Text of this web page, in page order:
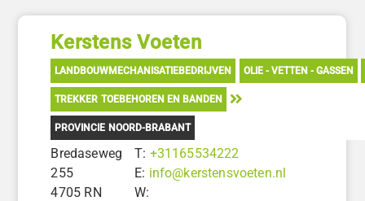
Kerstens Voeten
LANDBOUWMECHANISATIEBEDRIJVEN OLIE - VETTEN - GASSEN
TREKKER TOEBEHOREN EN BANDEN
PROVINCIE NOORD-BRABANT
Bredaseweg
255
4705 RN
T: +31165534222
E: info@kerstensvoeten.nl
W: